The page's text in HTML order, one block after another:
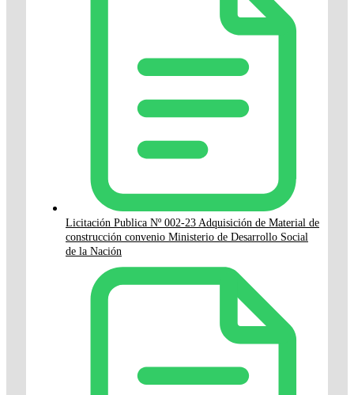
Licitación Publica Nº 002-23 Adquisición de Material de
construcción convenio Ministerio de Desarrollo Social
de la Nación